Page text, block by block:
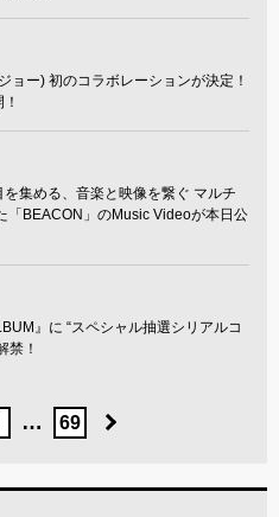
ョー) 初のコラボレーションが決定！
集める、⾳楽と映像を繋ぐ マルチ
「BEACON」のMusic Videoが本⽇公
』に “スペシャル抽選シリアルコ
禁！
… 69